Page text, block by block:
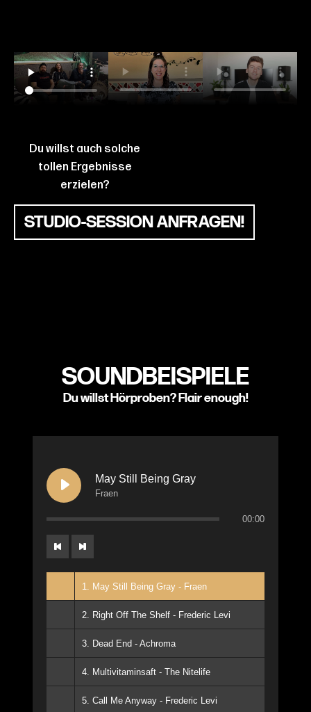
Du willst auch solche
tollen Ergebnisse
erzielen?
STUDIO-SESSION ANFRAGEN!
SOUNDBEISPIELE
Du willst Hörproben? Flair enough!
May Still Being Gray
Fraen
00:00
1. May Still Being Gray - Fraen
2. Right Off The Shelf - Frederic Levi
3. Dead End - Achroma
4. Multivitaminsaft - The Nitelife
5. Call Me Anyway - Frederic Levi